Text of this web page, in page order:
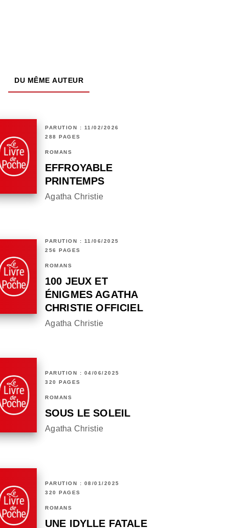
DU MÊME AUTEUR
PARUTION : 11/02/2026
288 PAGES
ROMANS
EFFROYABLE
PRINTEMPS
Agatha Christie
PARUTION : 11/06/2025
256 PAGES
ROMANS
100 JEUX ET
ÉNIGMES AGATHA
CHRISTIE OFFICIEL
Agatha Christie
PARUTION : 04/06/2025
320 PAGES
ROMANS
SOUS LE SOLEIL
Agatha Christie
PARUTION : 08/01/2025
320 PAGES
ROMANS
UNE IDYLLE FATALE